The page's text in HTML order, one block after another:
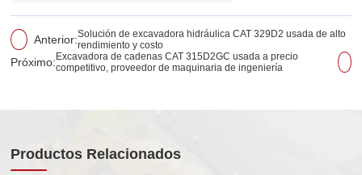
Anterior:Solución de excavadora hidráulica CAT 329D2 usada de alto
rendimiento y costo
Próximo: Excavadora de cadenas CAT 315D2GC usada a precio
competitivo, proveedor de maquinaria de ingeniería
Productos Relacionados